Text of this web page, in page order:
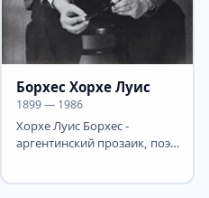
Борхес Хорхе Луис
1899 — 1986
Хорхе Луис Борхес -
аргентинский прозаик, поэт